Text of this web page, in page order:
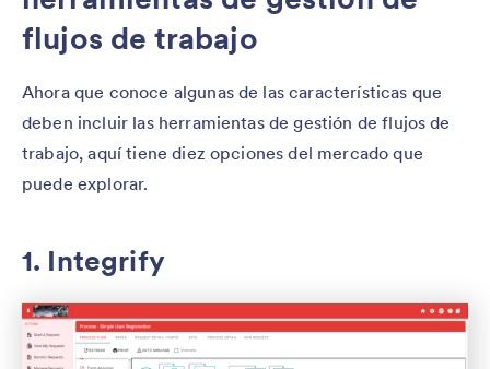
flujos de trabajo
Ahora que conoce algunas de las características que
deben incluir las herramientas de gestión de flujos de
trabajo, aquí tiene diez opciones del mercado que
puede explorar.
1. Integrify